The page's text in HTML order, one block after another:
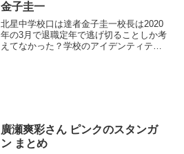
金子圭一
北星中学校口は達者金子圭一校長は2020
年の3月で退職定年で逃げ切ることしか考
えてなかった？学校のアイデンティティ
廣瀬爽彩さん ピンクのスタンガ
ン まとめ